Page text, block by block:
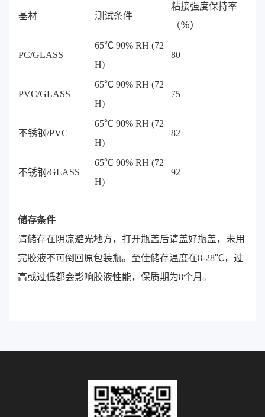
基材 测试条件
粘接强度保持率
（％）
PC/GLASS
65℃ 90% RH (72
H)
80
PVC/GLASS
65℃ 90% RH (72
H)
75
不锈钢/PVC
65℃ 90% RH (72
H)
82
不锈钢/GLASS
65℃ 90% RH (72
H)
92
储存条件
请储存在阴凉避光地方，打开瓶盖后请盖好瓶盖，未用
完胶液不可倒回原包装瓶。至佳储存温度在8-28℃，过
高或过低都会影响胶液性能，保质期为8个月。